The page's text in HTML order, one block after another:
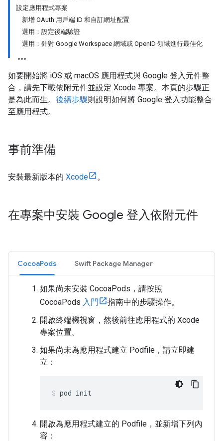
設定應用程式專案
新增 OAuth 用戶端 ID 和自訂網址配置
選用：設定後端驗證
選用：針對 Google Workspace 網域或 OpenID 領域進行最佳化
如要開始將 iOS 或 macOS 應用程式與 Google 登入元件整
合，請先下載依附元件並設定 Xcode 專案。本頁的步驟正
是為此而生。 後續步驟則說明如何將 Google 登入功能整合
至應用程式。
事前準備
安裝最新版本的 Xcode 。
在專案中安裝 Google 登入依附元件
CocoaPods Swift Package Manager
如果尚未安裝 CocoaPods，請按照
CocoaPods 入門
指南中的步驟操作。
開啟終端機視窗，然後前往應用程式的 Xcode
專案位置。
如果尚未為應用程式建立 Podfile，請立即建
立：
pod init
開啟為應用程式建立的 Podfile，並新增下列內
容：